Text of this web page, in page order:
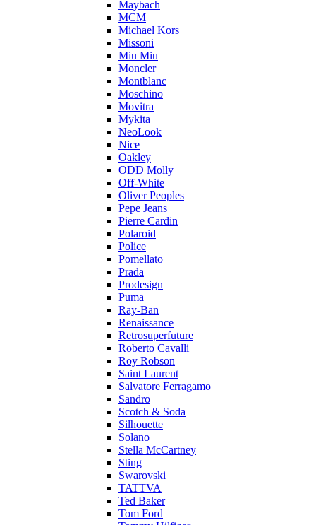
Maybach
MCM
Michael Kors
Missoni
Miu Miu
Moncler
Montblanc
Moschino
Movitra
Mykita
NeoLook
Nice
Oakley
ODD Molly
Off-White
Oliver Peoples
Pepe Jeans
Pierre Cardin
Polaroid
Police
Pomellato
Prada
Prodesign
Puma
Ray-Ban
Renaissance
Retrosuperfuture
Roberto Cavalli
Roy Robson
Saint Laurent
Salvatore Ferragamo
Sandro
Scotch & Soda
Silhouette
Solano
Stella McCartney
Sting
Swarovski
TATTVA
Ted Baker
Tom Ford